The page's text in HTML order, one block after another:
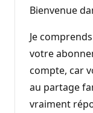
Bienvenue
Je
votre
compte, car
au partage
vraiment